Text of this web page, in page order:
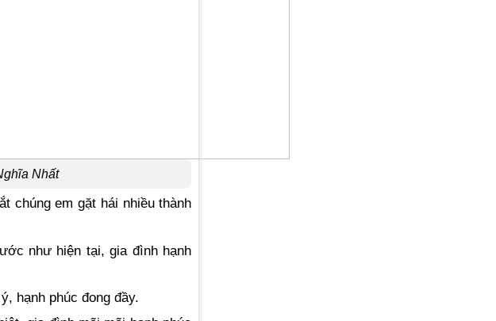
Nhất
chúng em gặt hái nhiều thành
như hiện tại, gia đình hạnh
hạnh phúc đong đầy.